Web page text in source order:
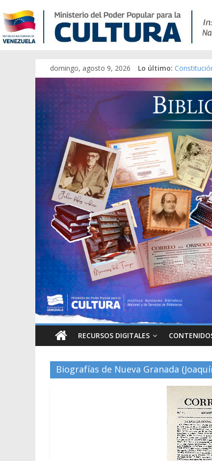
domingo, agosto 9, 2026 Lo último:
Una
Modesta
Gaceta
Catálogo
RECURSOS DIGITALES
Biografías de Nueva Granada